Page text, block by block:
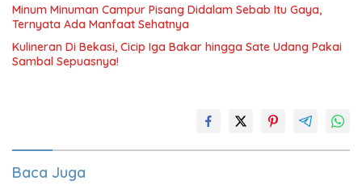
Minum Minuman Campur Pisang Didalam Sebab Itu Gaya,
Ternyata Ada Manfaat Sehatnya
Kulineran Di Bekasi, Cicip Iga Bakar hingga Sate Udang Pakai
Sambal Sepuasnya!
Baca Juga